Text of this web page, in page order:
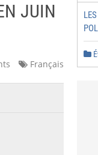
JUIN
Français